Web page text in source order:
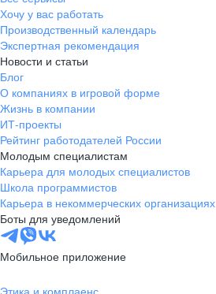
Хочу у вас работать
Производственный календарь
Экспертная рекомендация
Новости и статьи
Блог
О компаниях в игровой форме
Жизнь в компании
ИТ-проекты
Рейтинг работодателей России
Молодым специалистам
Карьера для молодых специалистов
Школа программистов
Карьера в некоммерческих организациях
Боты для уведомлений
Мобильное приложение